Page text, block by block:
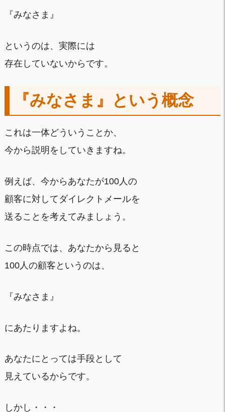
『みなさま』
というのは、実際には
存在していないからです。
『みなさま』という概念
これは一体どういうことか、
今から説明をしていきますね。
例えば、今からあなたが100人の
顧客に対してダイレクトメールを
送ることを考えてみましょう。
この時点では、あなたから見ると
100人の顧客というのは、
『みなさま』
にあたりますよね。
あなたにとっては手段として
見えているからです。
しかし・・・